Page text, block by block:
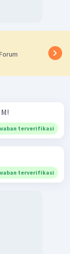
terverifikasi
terverifikasi